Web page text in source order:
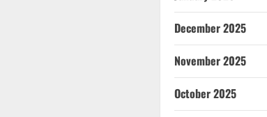
December 2025
November 2025
October 2025